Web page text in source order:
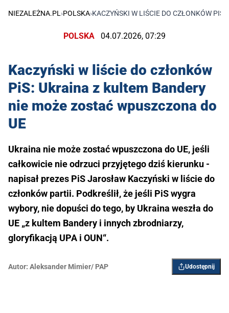
NIEZALEŻNA.PL ›POLSKA›KACZYŃSKI W LIŚCIE DO CZŁONKÓW
POLSKA 04.07.2026, 07:29
Kaczyński w liście do członków
PiS: Ukraina z kultem Bandery
nie może zostać wpuszczona do
UE
Ukraina nie może zostać wpuszczona do UE, jeśli
całkowicie nie odrzuci przyjętego dziś kierunku -
napisał prezes PiS Jarosław Kaczyński w liście do
członków partii. Podkreślił, że jeśli PiS wygra
wybory, nie dopuści do tego, by Ukraina weszła do
UE „z kultem Bandery i innych zbrodniarzy,
gloryfikacją UPA i OUN“.
Autor: Aleksander Mimier/ PAP Udostępnij